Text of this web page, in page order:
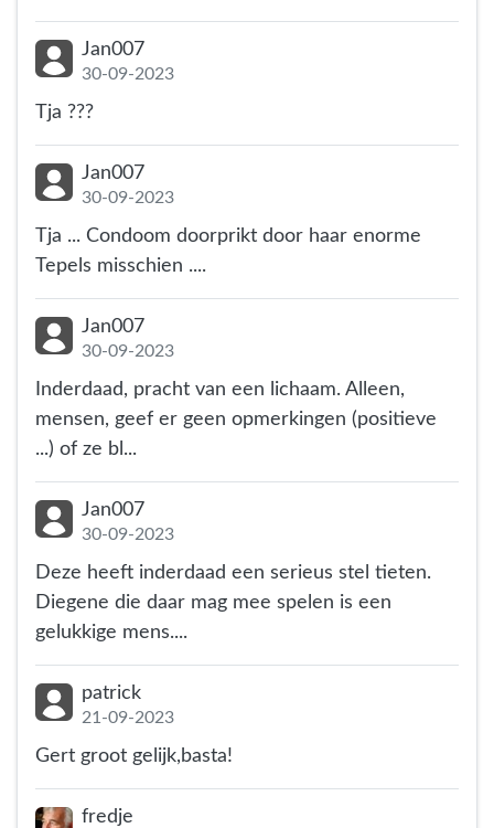
Jan007
30-09-2023
Tja ???
Jan007
30-09-2023
Tja ... Condoom doorprikt door haar enorme
Tepels misschien ....
Jan007
30-09-2023
Inderdaad, pracht van een lichaam. Alleen,
mensen, geef er geen opmerkingen (positieve
...) of ze bl...
Jan007
30-09-2023
Deze heeft inderdaad een serieus stel tieten.
Diegene die daar mag mee spelen is een
gelukkige mens....
patrick
21-09-2023
Gert groot gelijk,basta!
fredje